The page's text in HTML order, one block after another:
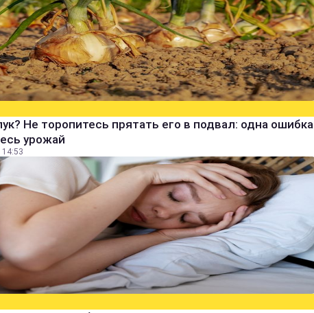
Не торопитесь прятать его в подвал: одна ошибка
урожай
14:53